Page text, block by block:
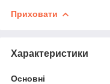
Приховати
Характеристики
Основні